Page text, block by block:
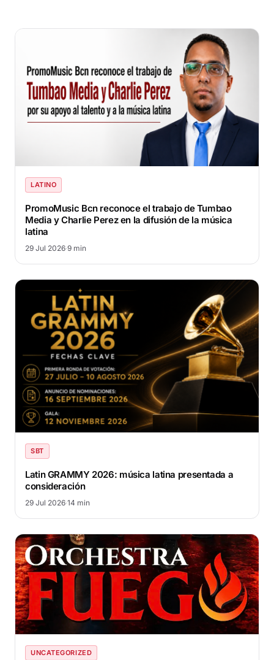
LATINO
PromoMusic Bcn reconoce el trabajo de Tumbao
Media y Charlie Perez en la difusión de la música
latina
29 Jul 2026·9 min
SBT
Latin GRAMMY 2026: música latina presentada a
consideración
29 Jul 2026·14 min
UNCATEGORIZED